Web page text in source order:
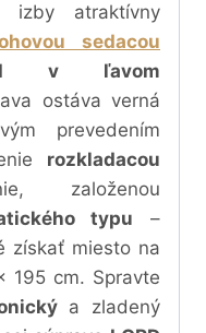
atraktívny
sedacou
v ľavom
ostáva verná
prevedením
rozkladacou
založenou
typu –
získať miesto na
195 cm. Spravte
a zladený